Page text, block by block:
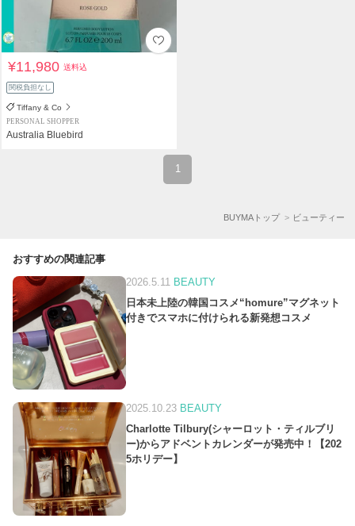
¥11,980送料込
関税負担なし
Tiffany & Co
PERSONAL SHOPPER
Australia Bluebird
1
BUYMAトップ ビューティー
おすすめの関連記事
2026.5.11 BEAUTY
日本未上陸の韓国コスメ“homure”マグネット
付きでスマホに付けられる新発想コスメ
2025.10.23 BEAUTY
Charlotte Tilbury(シャーロット・ティルブリ
ー)からアドベントカレンダーが発売中！【202
5ホリデー】